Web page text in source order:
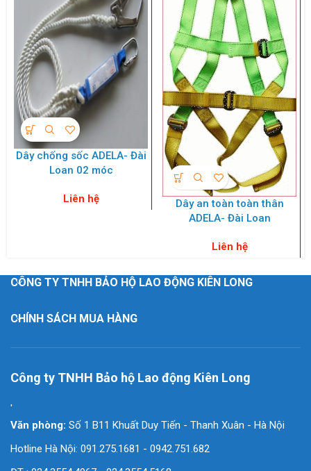
Dây chống sốc ADELA- Đài
Loan 02 móc
Liên hệ
Dây an toàn toàn thân
ADELA- Đài Loan
Liên hệ
CÔNG TY TNHH BẢO HỘ LAO ĐỘNG KIÊN LONG
CHÍNH SÁCH MUA HÀNG
Công ty TNHH Bảo hộ Lao động Kiên Long
'
Văn phòng: Số 1 B11 Khuất Duy Tiến - Thanh Xuân - Hà Nội
Hotline Hà Nội: 091.275.1681 - 0942.751.682